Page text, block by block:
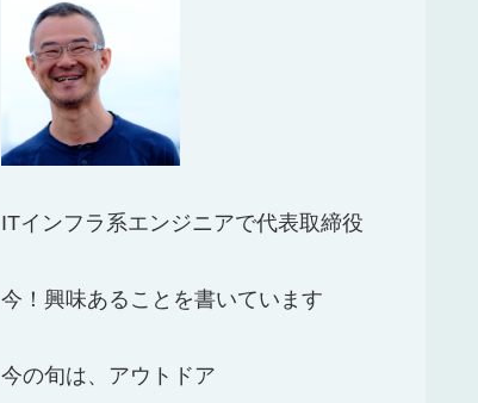
ITインフラ系エンジニアで代表取締役
今！興味あることを書いています
今の旬は、アウトドア